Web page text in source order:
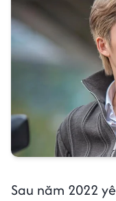
Sau năm 2022